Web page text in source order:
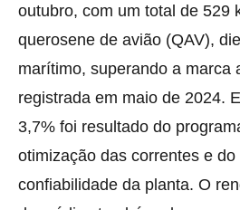
outubro, com um total de 529
querosene de avião (QAV),
marítimo, superando a marca
registrada em maio de 2024.
3,7% foi resultado do
otimização das correntes e
confiabilidade da planta. O